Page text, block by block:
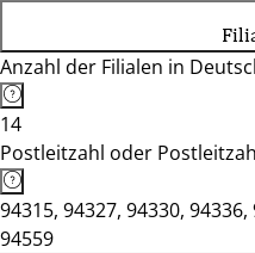
Anzahl der Filialen in
14
Postleitzahl oder
94315, 94327, 94330,
94559